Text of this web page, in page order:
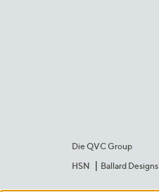
Die QVC Group
HSN
Ballard Designs